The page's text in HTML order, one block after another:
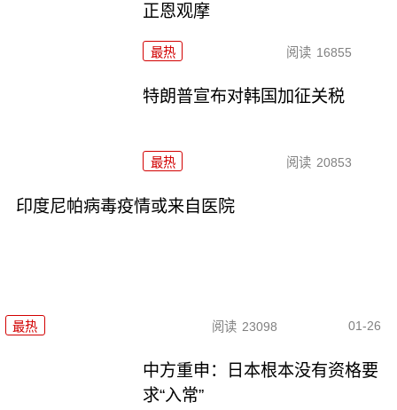
正恩观摩
最热 阅读 16855
特朗普宣布对韩国加征关税
最热 阅读 20853
印度尼帕病毒疫情或来自医院
最热 阅读 23098 01-26
中方重申：日本根本没有资格要
求“入常”